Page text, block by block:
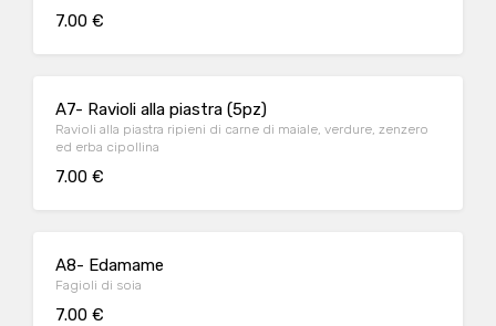
7.00 €
A7- Ravioli alla piastra (5pz)
Ravioli alla piastra ripieni di carne di maiale, verdure, zenzero
ed erba cipollina
7.00 €
A8- Edamame
Fagioli di soia
7.00 €